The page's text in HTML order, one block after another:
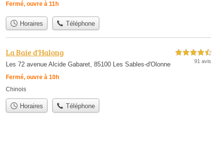
Fermé, ouvre à 11h
Horaires Téléphone
La Baie d'Halong
Les 72 avenue Alcide Gabaret, 85100 Les Sables-d'Olonne
Fermé, ouvre à 10h
4,5 étoiles sur 5
91 avis
Chinois
Horaires Téléphone